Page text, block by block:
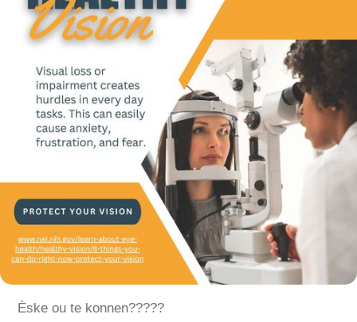
Èske ou te konnen?????